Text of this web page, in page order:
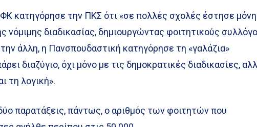
κατηγόρησε την ΠΚΣ ότι «σε πολλές σχολές έστησε μόνη
νόμιμης διαδικασίας, δημιουργώντας φοιτητικούς
άλλη, η Πανσπουδαστική κατηγόρησε τη «γαλάζια»
διαζύγιο, όχι μόνο με τις δημοκρατικές διαδικασίες,
τη λογική».
παρατάξεις, πάντως, ο αριθμός των φοιτητών που